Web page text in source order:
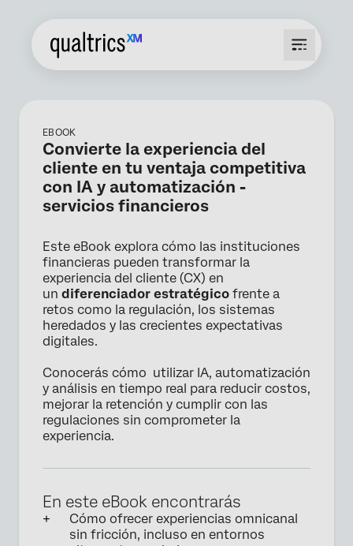
EBOOK
Convierte la experiencia del
cliente en tu ventaja competitiva
con IA y automatización -
servicios financieros
Este eBook explora cómo las instituciones
financieras pueden transformar la
experiencia del cliente (CX) en
un diferenciador estratégico frente a
retos como la regulación, los sistemas
heredados y las crecientes expectativas
digitales.
Conocerás cómo utilizar IA, automatización
y análisis en tiempo real para reducir costos,
mejorar la retención y cumplir con las
regulaciones sin comprometer la
experiencia.
En este eBook encontrarás
Cómo ofrecer experiencias omnicanal
sin fricción, incluso en entornos